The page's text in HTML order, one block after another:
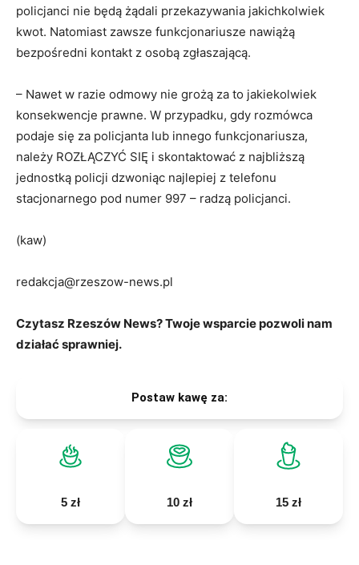
policjanci nie będą żądali przekazywania jakichkolwiek
kwot. Natomiast zawsze funkcjonariusze nawiążą
bezpośredni kontakt z osobą zgłaszającą.
– Nawet w razie odmowy nie grożą za to jakiekolwiek
konsekwencje prawne. W przypadku, gdy rozmówca
podaje się za policjanta lub innego funkcjonariusza,
należy ROZŁĄCZYĆ SIĘ i skontaktować z najbliższą
jednostką policji dzwoniąc najlepiej z telefonu
stacjonarnego pod numer 997 – radzą policjanci.
(kaw)
redakcja@rzeszow-news.pl
Czytasz Rzeszów News? Twoje wsparcie pozwoli nam
działać sprawniej.
Postaw kawę za:
5 zł 10 zł 15 zł